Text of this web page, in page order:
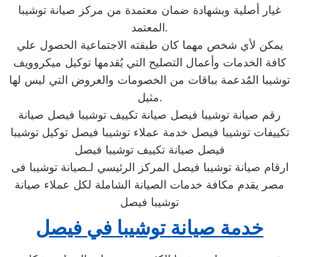
غيار أصلية وبشهادة ضمان معتمدة من مركز صيانة توشيبا
المعتمد.
يمكن لأي شخص مهما كان طبقته الاجتماعية الحصول علي
كافة الخدمات وأعمال التصليح التي يُقدمها توكيل ميكروويف
توشيبا المُدعمة بباقات من الخصومات والعروض التي ليس لها
مثيل.
رقم صيانة توشيبا فيصل صيانة تكييف توشيبا فيصل صيانة
تكييفات توشيبا فيصل خدمة عملاء توشيبا فيصل توكيل توشيبا
فيصل صيانة تكييف توشيبا فيصل
ارقام صيانة توشيبا فيصل المركز الرئيسي لـصيانة توشيبا فى
مصر يقدم مكافة خدمات الصيانة الشاملة لكل عملاء صيانة
توشيبا فيصل
خدمة صيانة توشيبا في فيصل